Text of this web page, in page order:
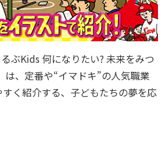
ぶKids 何になりたい? 未来をみつ
は、定番や“イマドキ”の人気職業
く紹介する、子どもたちの夢を応